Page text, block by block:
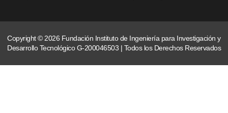
Copyright © 2026 Fundación Instituto de Ingeniería para Investigación y
Desarrollo Tecnológico G-200046503 | Todos los Derechos Reservados